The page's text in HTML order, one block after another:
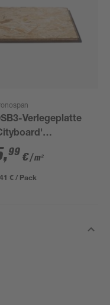
Verlegeplatte
1690 x
x 12 mm
,99 €/ m²
€ / Pack